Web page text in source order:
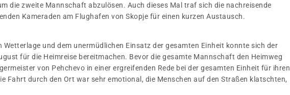
die zweite Mannschaft abzulösen. Auch dieses Mal traf sich die nachreisende
Kameraden am Flughafen von Skopje für einen kurzen Austausch.
und dem unermüdlichen Einsatz der gesamten Einheit konnte sich der
für die Heimreise bereitmachen. Bevor die gesamte Mannschaft den Heimweg
von Pehchevo in einer ergreifenden Rede bei der gesamten Einheit für ihren
Fahrt durch den Ort war sehr emotional, die Menschen auf den Straßen klatschten,